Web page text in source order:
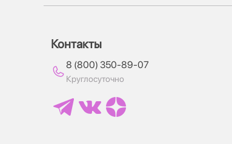
Контакты
8 (800) 350-89-07
Круглосуточно